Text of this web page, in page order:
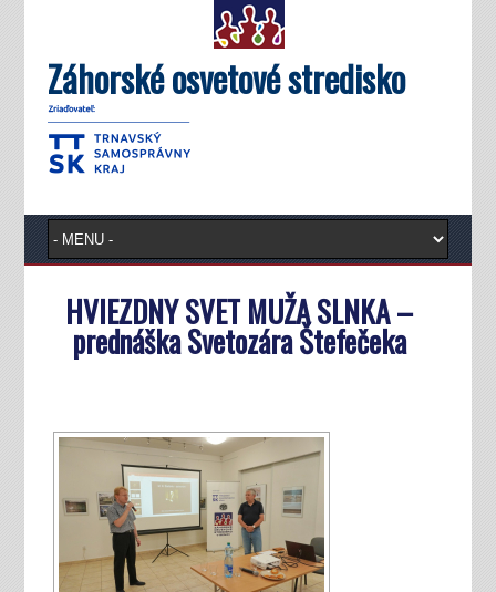
Záhorské osvetové stredisko
HVIEZDNY SVET MUŽA SLNKA –
prednáška Svetozára Štefečeka